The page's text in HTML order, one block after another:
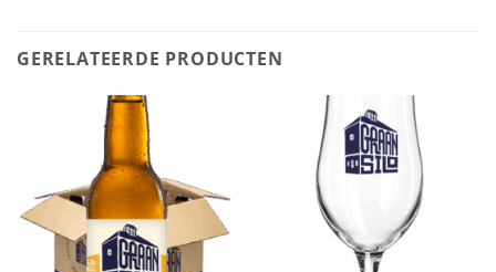
GERELATEERDE PRODUCTEN